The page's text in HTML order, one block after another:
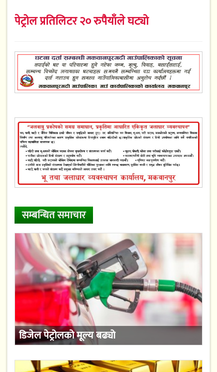
पेट्रोल प्रतिलिटर २० रुपैयाँले घट्यो
सम्बन्धित समाचार
डिजेल पेट्रोलको मूल्य बढ्यो